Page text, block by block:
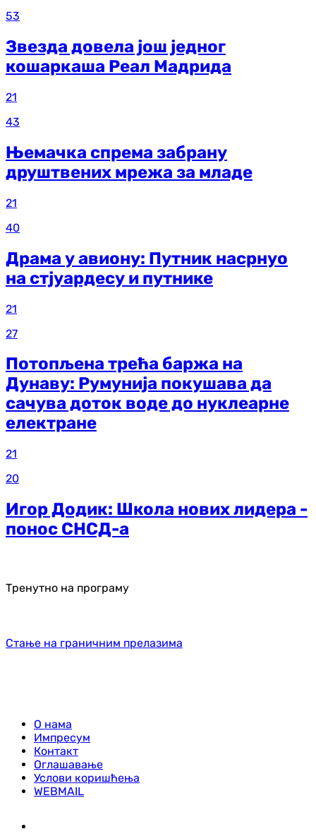
53
Звезда довела још једног
кошаркаша Реал Мадрида
21
43
Њемачка спрема забрану
друштвених мрежа за младе
21
40
Драма у авиону: Путник насрнуо
на стјуардесу и путнике
21
27
Потопљена трећа баржа на
Дунаву: Румунија покушава да
сачува доток воде до нуклеарне
електране
21
20
Игор Додик: Школа нових лидера -
понос СНСД-а
Тренутно на програму
Стање на граничним прелазима
О нама
Импресум
Контакт
Оглашавање
Услови коришћења
WEBMAIL